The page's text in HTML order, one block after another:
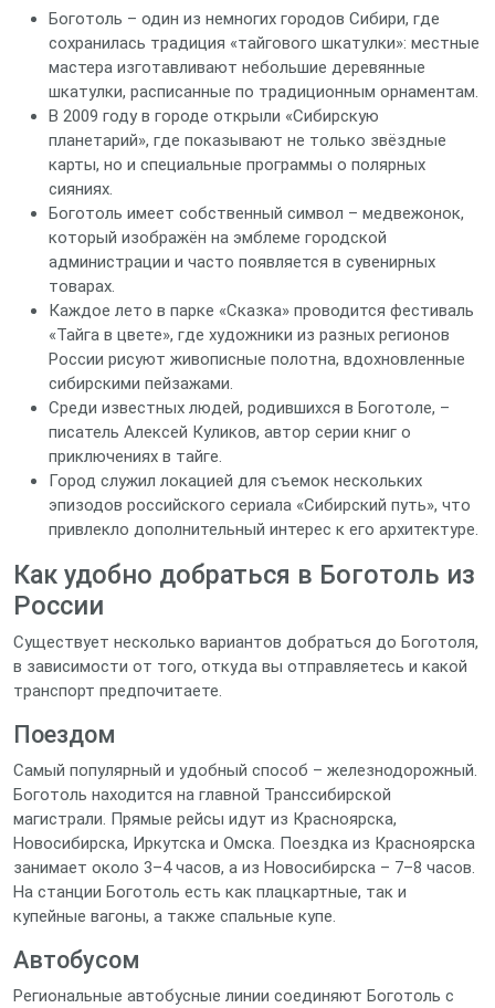
Боготоль – один из немногих городов Сибири, где
сохранилась традиция «тайгового шкатулки»: местные
мастера изготавливают небольшие деревянные
шкатулки, расписанные по традиционным орнаментам.
В 2009 году в городе открыли «Сибирскую
планетарий», где показывают не только звёздные
карты, но и специальные программы о полярных
сияниях.
Боготоль имеет собственный символ – медвежонок,
который изображён на эмблеме городской
администрации и часто появляется в сувенирных
товарах.
Каждое лето в парке «Сказка» проводится фестиваль
«Тайга в цвете», где художники из разных регионов
России рисуют живописные полотна, вдохновленные
сибирскими пейзажами.
Среди известных людей, родившихся в Боготоле, –
писатель Алексей Куликов, автор серии книг о
приключениях в тайге.
Город служил локацией для съемок нескольких
эпизодов российского сериала «Сибирский путь», что
привлекло дополнительный интерес к его архитектуре.
Как удобно добраться в Боготоль из
России
Существует несколько вариантов добраться до Боготоля,
в зависимости от того, откуда вы отправляетесь и какой
транспорт предпочитаете.
Поездом
Самый популярный и удобный способ – железнодорожный.
Боготоль находится на главной Транссибирской
магистрали. Прямые рейсы идут из Красноярска,
Новосибирска, Иркутска и Омска. Поездка из Красноярска
занимает около 3–4 часов, а из Новосибирска – 7–8 часов.
На станции Боготоль есть как плацкартные, так и
купейные вагоны, а также спальные купе.
Автобусом
Региональные автобусные линии соединяют Боготоль с